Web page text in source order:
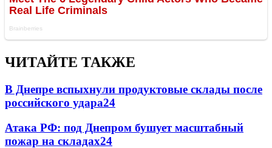
ЧИТАЙТЕ ТАКЖЕ
В Днепре вспыхнули продуктовые склады после
российского удара24
Атака РФ: под Днепром бушует масштабный
пожар на складах24